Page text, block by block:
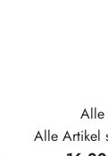
Alle
Alle Artikel